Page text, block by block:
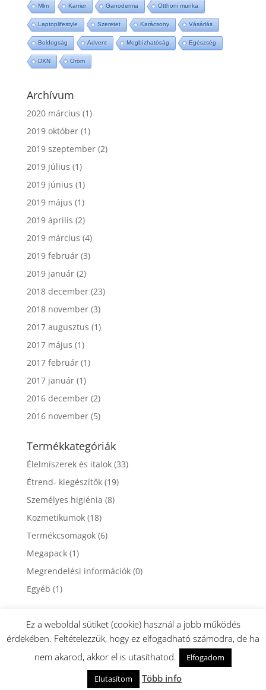
Mlm Karrier Ganoderma Otthoni munka
Laptoplifestyle Szeretet Karácsony Vásárlás
Boldogság Advent Megbízhatóság Egészség
DXN Öröm
Archívum
2020 március (1)
2019 október(1)
2019 szeptember(2)
2019 július (1)
2019 június (1)
2019 május (1)
2019 április (2)
2019 március (4)
2019 február(3)
2019 január(2)
2018 december(23)
2018 november(3)
2017 augusztus (1)
2017 május (1)
2017 február(1)
2017 január(1)
2016 december(2)
2016 november(5)
Termékkategóriák
Élelmiszerek és italok (33)
Étrend- kiegészítők (19)
Személyes higiénia (8)
Kozmetikumok (18)
Termékcsomagok (6)
Megapack (1)
Megrendelési információk (0)
Egyéb (1)
Design: Dormán György - Minden jog fenntartva. DXN
Evoncafe ©
Ez a weboldal sütiket (cookie) használ a jobb működés
érdekében. Feltételezzük, hogy ez elfogadható számodra, de ha
nem akarod, akkor el is utasíthatod.
Elfogadom
Elutasítom
Több info